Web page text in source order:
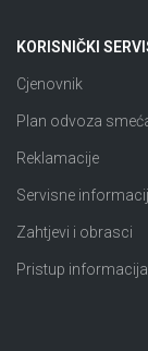
KORISNIČKI
Cjenovnik
Plan odvoza
Reklamacije
Servisne
Zahtjevi i obrasci
Pristup